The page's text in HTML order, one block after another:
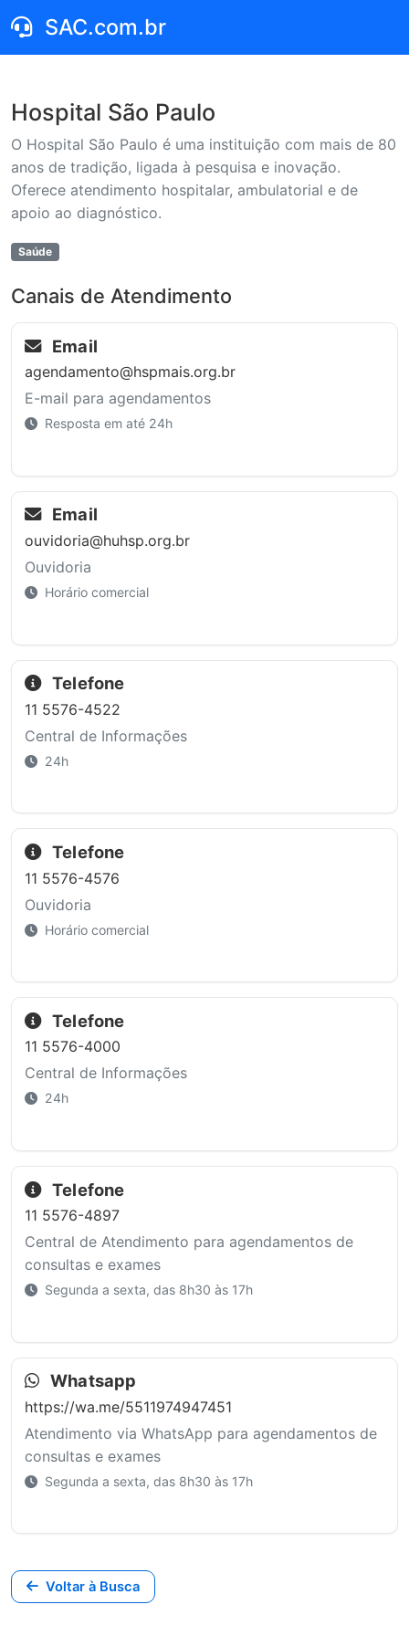
SAC.com.br
Hospital São Paulo
O Hospital São Paulo é uma instituição com mais de 80
anos de tradição, ligada à pesquisa e inovação.
Oferece atendimento hospitalar, ambulatorial e de
apoio ao diagnóstico.
Saúde
Canais de Atendimento
Email
agendamento@hspmais.org.br
E-mail para agendamentos
Resposta em até 24h
Email
ouvidoria@huhsp.org.br
Ouvidoria
Horário comercial
Telefone
11 5576-4522
Central de Informações
24h
Telefone
11 5576-4576
Ouvidoria
Horário comercial
Telefone
11 5576-4000
Central de Informações
24h
Telefone
11 5576-4897
Central de Atendimento para agendamentos de
consultas e exames
Segunda a sexta, das 8h30 às 17h
Whatsapp
https://wa.me/5511974947451
Atendimento via WhatsApp para agendamentos de
consultas e exames
Segunda a sexta, das 8h30 às 17h
Voltar à Busca